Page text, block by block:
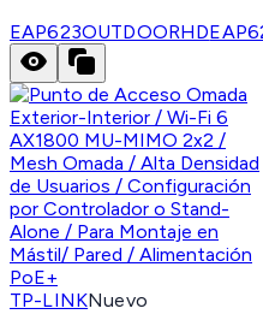
EAP623OUTDOORHD
TP-LINKNuevo